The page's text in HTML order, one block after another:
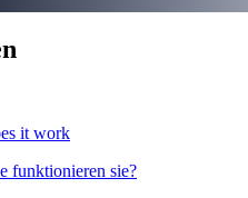
funktionieren sie?